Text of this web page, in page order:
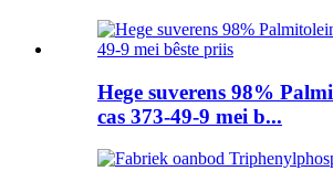
Hege suverens 98%
cas 373-49-9 mei b...